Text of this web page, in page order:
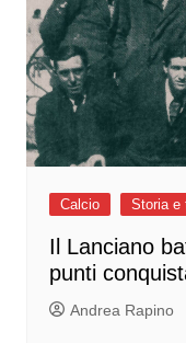
Calcio Storia e
Il Lanciano
punti
Andrea Rapino